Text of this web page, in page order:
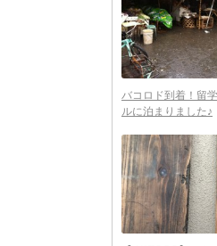
バコロド到着！留
ルに泊まりました♪